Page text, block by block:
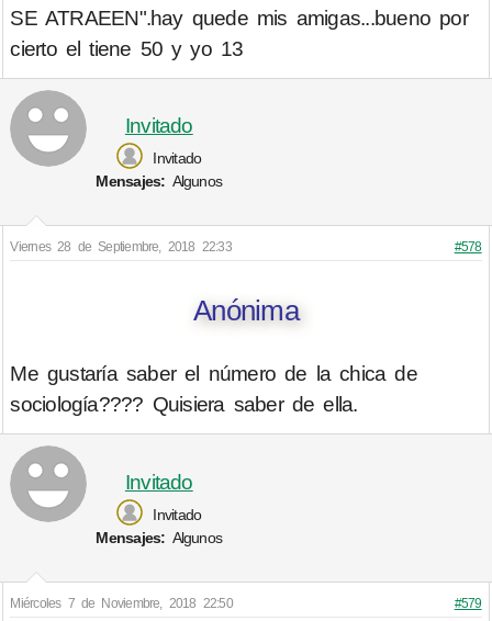
SE ATRAEEN".hay quede mis amigas...bueno por
cierto el tiene 50 y yo 13
Invitado
Invitado
Mensajes: Algunos
Viernes 28 de Septiembre, 2018 22:33 #578
Anónima
Me gustaría saber el número de la chica de
sociología???? Quisiera saber de ella.
Invitado
Invitado
Mensajes: Algunos
Miércoles 7 de Noviembre, 2018 22:50 #579